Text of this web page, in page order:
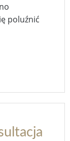
poluźnić